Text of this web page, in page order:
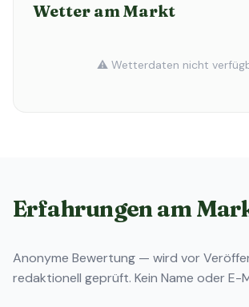
Wetter am Markt
⚠️ Wetterdaten nicht
Erfahrungen am
Anonyme Bewertung — wird vor
redaktionell geprüft. Kein Name oder E-